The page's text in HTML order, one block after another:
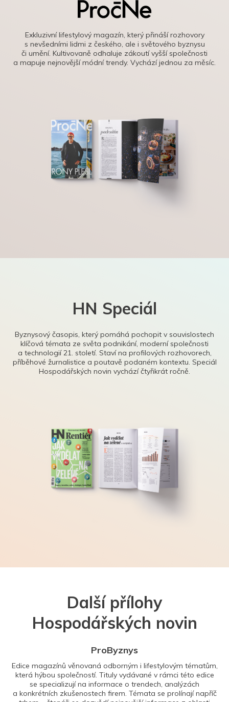
Exkluzivní lifestylový magazín, který přináší rozhovory
s nevšedními lidmi z českého, ale i světového byznysu
či umění. Kultivovaně odhaluje zákoutí vyšší společnosti
a mapuje nejnovější módní trendy. Vychází jednou za měsíc.
HN Speciál
Byznysový časopis, který pomáhá pochopit v souvislostech
klíčová témata ze světa podnikání, moderní společnosti
a technologií 21. století. Staví na profilových rozhovorech,
příběhové žurnalistice a poutavě podaném kontextu. Speciál
Hospodářských novin vychází čtyřikrát ročně.
Další přílohy
Hospodářských novin
ProByznys
Edice magazínů věnovaná odborným i lifestylovým tématům,
která hýbou společností. Tituly vydávané v rámci této edice
se specializují na informace o trendech, analýzách
a konkrétních zkušenostech firem. Témata se prolínají napříč